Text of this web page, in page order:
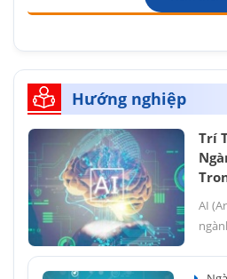
Hướng nghiệp
Trí
AI